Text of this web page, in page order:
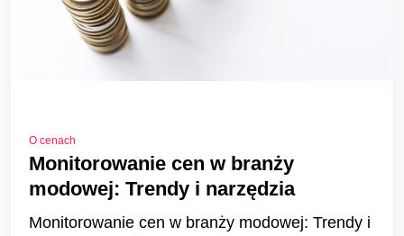
O cenach
Monitorowanie cen w branży
modowej: Trendy i narzędzia
Monitorowanie cen w branży modowej: Trendy i